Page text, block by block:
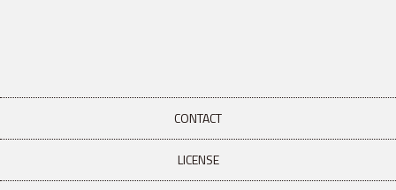
CONTACT
LICENSE